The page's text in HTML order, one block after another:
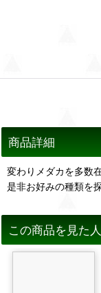
商品詳細
変わりメダカを多数
是非お好みの種類を
この商品を見た